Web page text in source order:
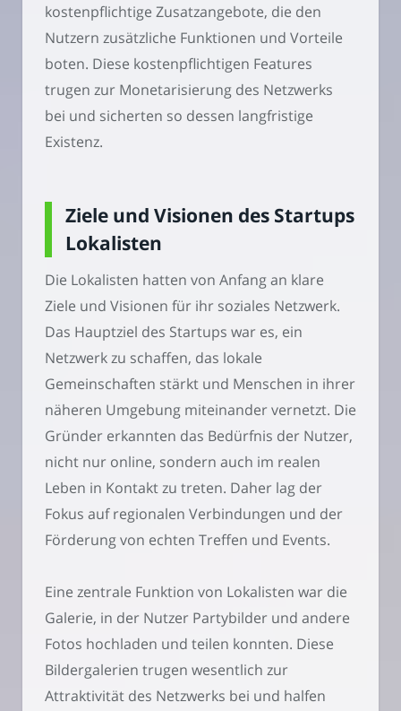
kostenpflichtige Zusatzangebote, die den
Nutzern zusätzliche Funktionen und Vorteile
boten. Diese kostenpflichtigen Features
trugen zur Monetarisierung des Netzwerks
bei und sicherten so dessen langfristige
Existenz.
Ziele und Visionen des Startups
Lokalisten
Die Lokalisten hatten von Anfang an klare
Ziele und Visionen für ihr soziales Netzwerk.
Das Hauptziel des Startups war es, ein
Netzwerk zu schaffen, das lokale
Gemeinschaften stärkt und Menschen in ihrer
näheren Umgebung miteinander vernetzt. Die
Gründer erkannten das Bedürfnis der Nutzer,
nicht nur online, sondern auch im realen
Leben in Kontakt zu treten. Daher lag der
Fokus auf regionalen Verbindungen und der
Förderung von echten Treffen und Events.
Eine zentrale Funktion von Lokalisten war die
Galerie, in der Nutzer Partybilder und andere
Fotos hochladen und teilen konnten. Diese
Bildergalerien trugen wesentlich zur
Attraktivität des Netzwerks bei und halfen